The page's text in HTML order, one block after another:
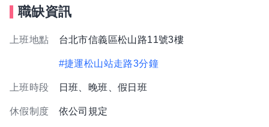
職缺資訊
上班地點 台北市信義區松山路11號3樓
#捷運松山站走路3分鐘
上班時段 日班、晚班、假日班
休假制度 依公司規定